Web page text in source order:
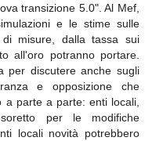
transizione 5.0". Al Mef,
e le stime sulle
misure, dalla tassa sui
all'oro potranno portare.
per discutere anche sugli
e opposizione che
parte a parte: enti locali,
per le modifiche
locali novità potrebbero